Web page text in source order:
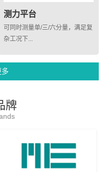
测力平台
可同时测量单/三/六分量，满足复
杂工况下...
牌